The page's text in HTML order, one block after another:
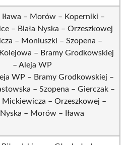
Iława – Morów – Koperniki –
– Biała Nyska – Orzeszkowej
– Moniuszki – Szopena –
– Bramy Grodkowskiej
– Aleja WP
WP – Bramy Grodkowskiej –
– Szopena – Gierczak –
Mickiewicza – Orzeszkowej –
Nyska – Morów – Iława